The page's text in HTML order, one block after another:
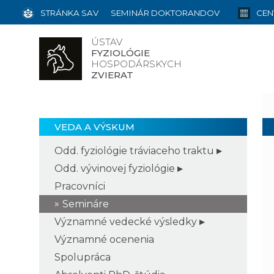
ÚSTAV
FYZIOLÓGIE
HOSPODÁRSKYCH
ZVIERAT
STRÁNKA SAV SEMINÁR DOKTORANDOV
VEDA A VÝSKUM
Odd. fyziológie tráviaceho traktu
Odd. vývinovej fyziológie
Pracovníci
Semináre
Významné vedecké výsledky
Významné ocenenia
Spolupráca